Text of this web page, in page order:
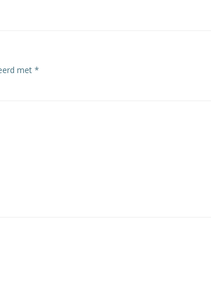
met *